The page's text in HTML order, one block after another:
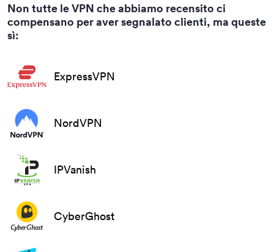
Non tutte le VPN che abbiamo recensito ci
compensano per aver segnalato clienti, ma queste
sì:
ExpressVPN
NordVPN
IPVanish
CyberGhost